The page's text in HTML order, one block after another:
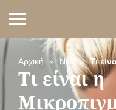
Αρχική » Νέα » Τι
Τι είναι η